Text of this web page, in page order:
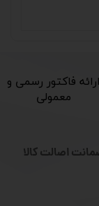
​ارائه فاکتور رسمی و
معمولی
اصالت کالا